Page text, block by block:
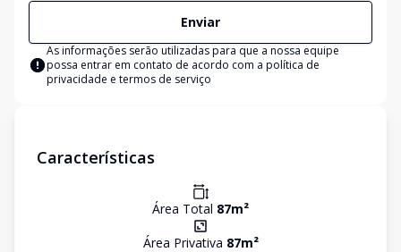
Enviar
As informações serão utilizadas para que a nossa equipe
possa entrar em contato de acordo com a política de
privacidade e termos de serviço
Características
Área Total 87m²
Área Privativa 87m²